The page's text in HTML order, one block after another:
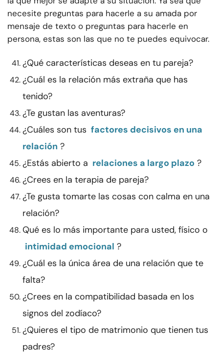
necesite preguntas para hacerle a su amada por
mensaje de texto o preguntas para hacerle en
persona, estas son las que no te puedes equivocar.
¿Qué características deseas en tu pareja?
¿Cuál es la relación más extraña que has
tenido?
¿Te gustan las aventuras?
¿Cuáles son tus factores decisivos en una
relación ?
¿Estás abierto a relaciones a largo plazo ?
¿Crees en la terapia de pareja?
¿Te gusta tomarte las cosas con calma en una
relación?
Qué es lo más importante para usted, físico o
intimidad emocional ?
¿Cuál es la única área de una relación que te
falta?
¿Crees en la compatibilidad basada en los
signos del zodíaco?
¿Quieres el tipo de matrimonio que tienen tus
padres?